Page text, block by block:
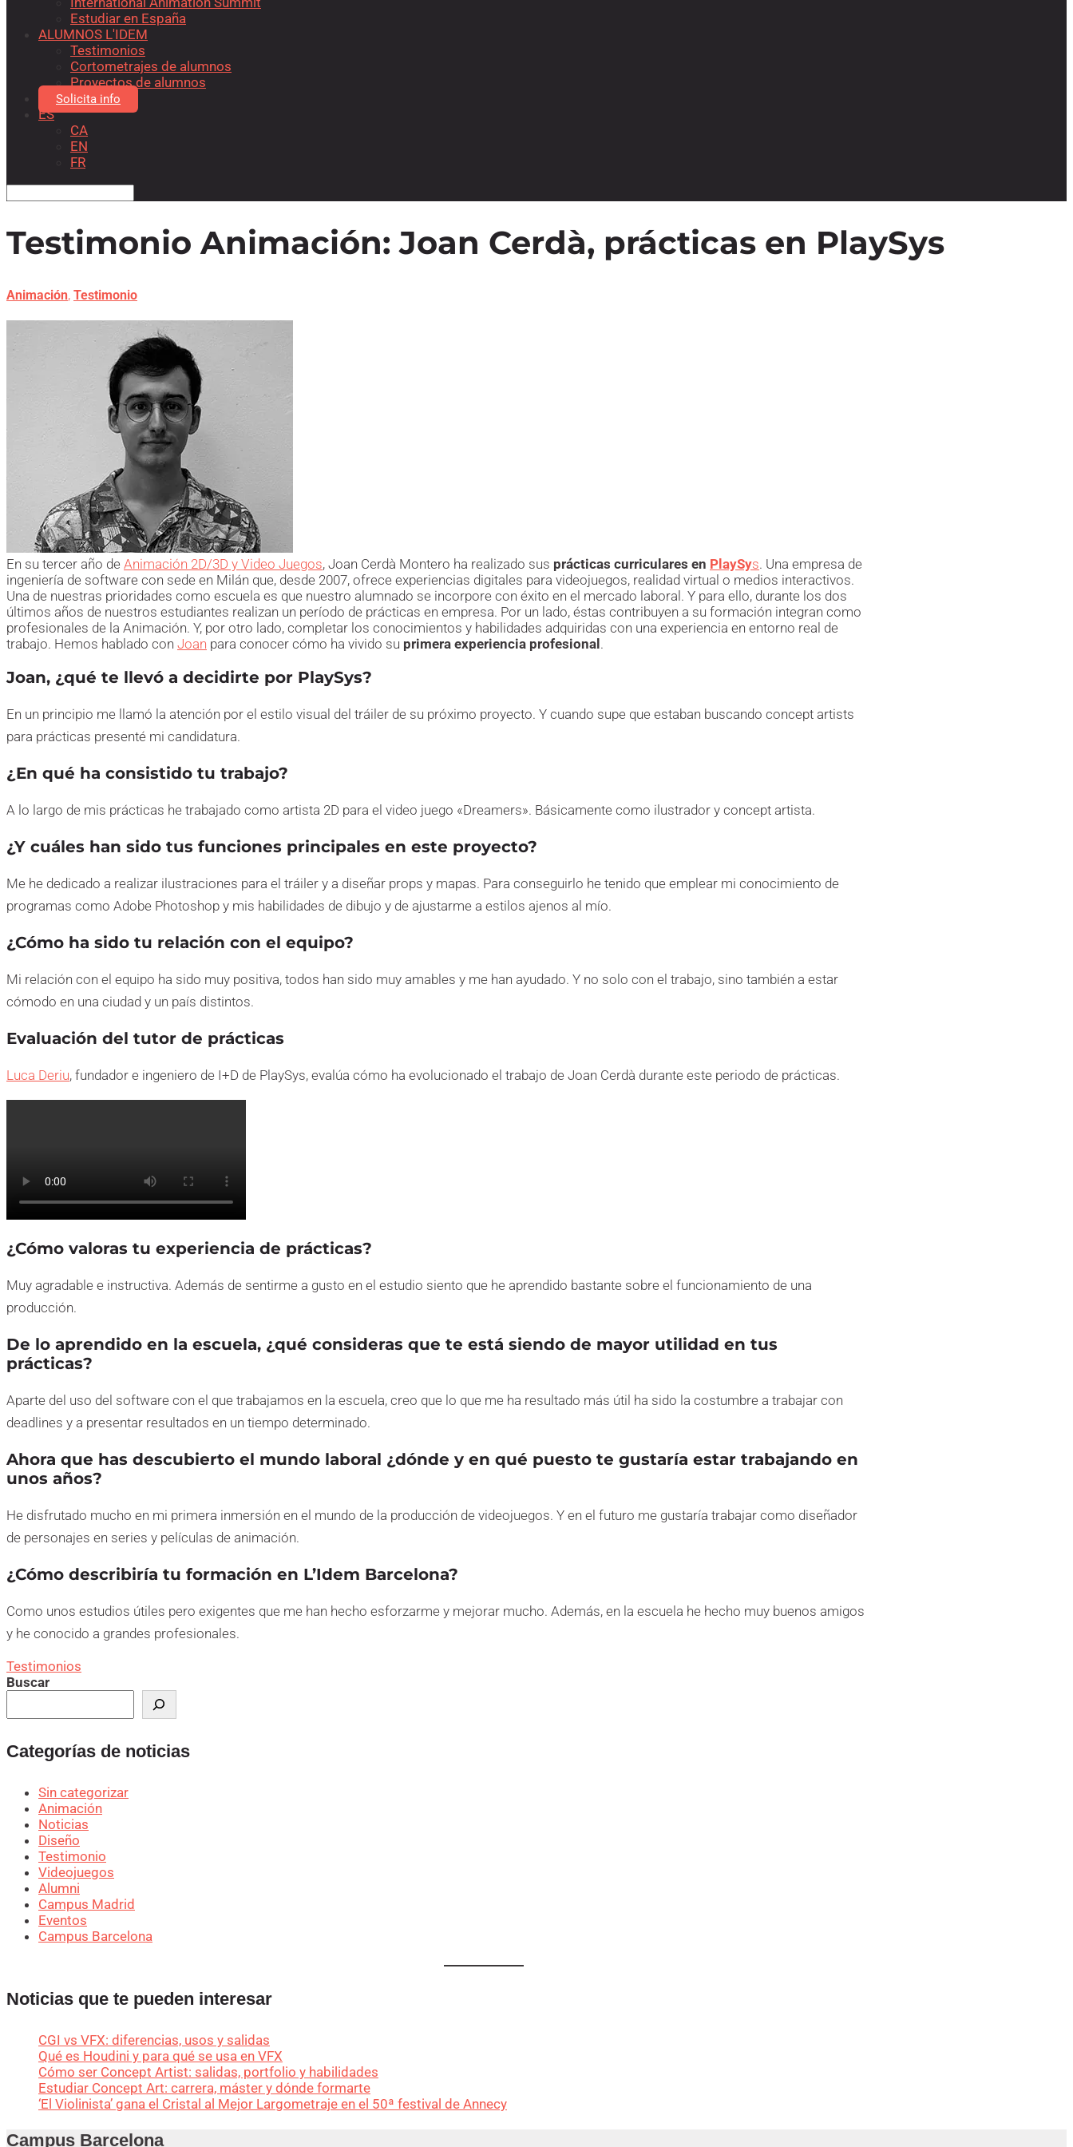
Estudiar en España
ALUMNOS L'IDEM
Testimonios
Cortometrajes de alumnos
Proyectos de alumnos
Solicita info
ES
CA
EN
FR
Testimonio Animación: Joan Cerdà, prácticas en PlaySys
Animación, Testimonio
En su tercer año de Animación 2D/3D y Video Juegos, Joan Cerdà Montero ha realizado sus prácticas curriculares en PlaySys. Una empresa de
ingeniería de software con sede en Milán que, desde 2007, ofrece experiencias digitales para videojuegos, realidad virtual o medios interactivos.
Una de nuestras prioridades como escuela es que nuestro alumnado se incorpore con éxito en el mercado laboral. Y para ello, durante los dos
últimos años de nuestros estudiantes realizan un período de prácticas en empresa. Por un lado, éstas contribuyen a su formación integran como
profesionales de la Animación. Y, por otro lado, completar los conocimientos y habilidades adquiridas con una experiencia en entorno real de
trabajo. Hemos hablado con Joan para conocer cómo ha vivido su primera experiencia profesional.
Joan, ¿qué te llevó a decidirte por PlaySys?
En un principio me llamó la atención por el estilo visual del tráiler de su próximo proyecto. Y cuando supe que estaban buscando concept artists
para prácticas presenté mi candidatura.
¿En qué ha consistido tu trabajo?
A lo largo de mis prácticas he trabajado como artista 2D para el video juego «Dreamers». Básicamente como ilustrador y concept artista.
¿Y cuáles han sido tus funciones principales en este proyecto?
Me he dedicado a realizar ilustraciones para el tráiler y a diseñar props y mapas. Para conseguirlo he tenido que emplear mi conocimiento de
programas como Adobe Photoshop y mis habilidades de dibujo y de ajustarme a estilos ajenos al mío.
¿Cómo ha sido tu relación con el equipo?
Mi relación con el equipo ha sido muy positiva, todos han sido muy amables y me han ayudado. Y no solo con el trabajo, sino también a estar
cómodo en una ciudad y un país distintos.
Evaluación del tutor de prácticas
Luca Deriu, fundador e ingeniero de I+D de PlaySys, evalúa cómo ha evolucionado el trabajo de Joan Cerdà durante este periodo de prácticas.
¿Cómo valoras tu experiencia de prácticas?
Muy agradable e instructiva. Además de sentirme a gusto en el estudio siento que he aprendido bastante sobre el funcionamiento de una
producción.
De lo aprendido en la escuela, ¿qué consideras que te está siendo de mayor utilidad en tus
prácticas?
Aparte del uso del software con el que trabajamos en la escuela, creo que lo que me ha resultado más útil ha sido la costumbre a trabajar con
deadlines y a presentar resultados en un tiempo determinado.
Ahora que has descubierto el mundo laboral ¿dónde y en qué puesto te gustaría estar trabajando en
unos años?
He disfrutado mucho en mi primera inmersión en el mundo de la producción de videojuegos. Y en el futuro me gustaría trabajar como diseñador
de personajes en series y películas de animación.
¿Cómo describiría tu formación en L’Idem Barcelona?
Como unos estudios útiles pero exigentes que me han hecho esforzarme y mejorar mucho. Además, en la escuela he hecho muy buenos amigos
y he conocido a grandes profesionales.
Testimonios
Buscar
Categorías de noticias
Sin categorizar
Animación
Noticias
Diseño
Testimonio
Videojuegos
Alumni
Campus Madrid
Eventos
Campus Barcelona
Noticias que te pueden interesar
CGI vs VFX: diferencias, usos y salidas
Qué es Houdini y para qué se usa en VFX
Cómo ser Concept Artist: salidas, portfolio y habilidades
Estudiar Concept Art: carrera, máster y dónde formarte
‘El Violinista’ gana el Cristal al Mejor Largometraje en el 50ª festival de Annecy
Campus Barcelona